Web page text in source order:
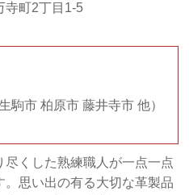
町2丁目1-5
駒市 柏原市 藤井寺市 他）
くした熟練職人が一点一点
思い出の有る大切な革製品